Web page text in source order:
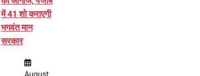
में 41 शो कराएगी
भगवंत मान
सरकार
August